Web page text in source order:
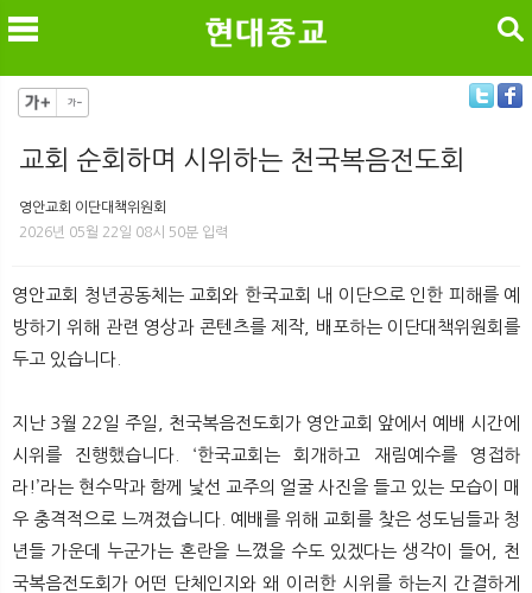
뉴 색
검색
교회 순회하며 시위하는 천국복음전도회
영안교회 이단대책위원회
2026년 05월 22일 08시 50분 입력
영안교회 청년공동체는 교회와 한국교회 내 이단으로 인한 피해를 예
방하기 위해 관련 영상과 콘텐츠를 제작, 배포하는 이단대책위원회를
두고 있습니다.
지난 3월 22일 주일, 천국복음전도회가 영안교회 앞에서 예배 시간에
시위를 진행했습니다. ‘한국교회는 회개하고 재림예수를 영접하
라!’라는 현수막과 함께 낯선 교주의 얼굴 사진을 들고 있는 모습이 매
우 충격적으로 느껴졌습니다. 예배를 위해 교회를 찾은 성도님들과 청
년들 가운데 누군가는 혼란을 느꼈을 수도 있겠다는 생각이 들어, 천
국복음전도회가 어떤 단체인지와 왜 이러한 시위를 하는지 간결하게